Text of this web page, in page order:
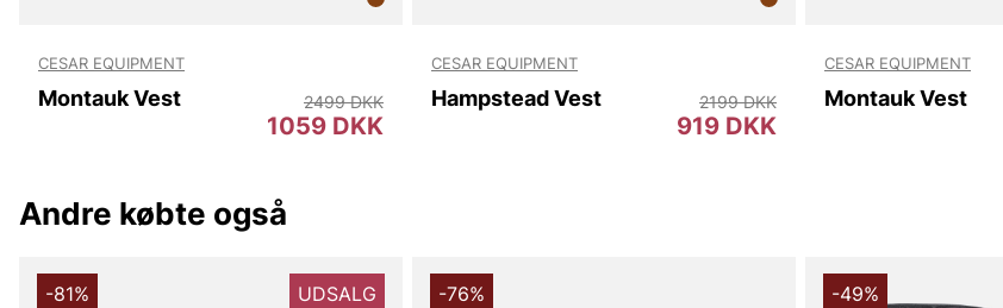
CESAR EQUIPMENT
Montauk Vest
1059 DKK
2499 DKK
CESAR EQUIPMENT
Hampstead Vest
919 DKK
2199 DKK
CESAR EQUIPMENT
Montauk Vest
Andre købte også
-81% UDSALG -76% -49%